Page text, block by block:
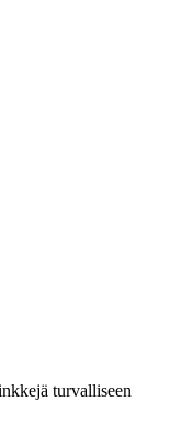
turvalliseen